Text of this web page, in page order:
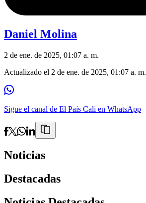
Daniel Molina
2 de ene. de 2025, 01:07 a. m.
Actualizado el 2 de ene. de 2025, 01:07 a. m.
Sigue el canal de El País Cali en WhatsApp
Noticias
Destacadas